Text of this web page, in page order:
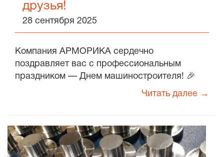
друзья!
28 сентября 2025
Компания АРМОРИКА сердечно
поздравляет вас с профессиональным
праздником — Днем машиностроителя! 🎉
Читать далее →